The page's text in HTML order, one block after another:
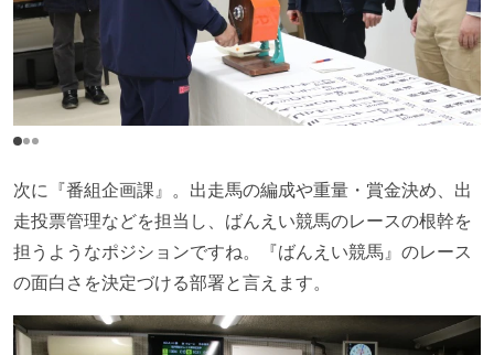
次に『番組企画課』。出走馬の編成や重量・賞金決め、出
走投票管理などを担当し、ばんえい競馬のレースの根幹を
担うようなポジションですね。『ばんえい競馬』のレース
の面白さを決定づける部署と言えます。